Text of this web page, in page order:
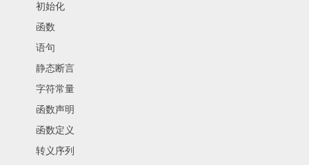
初始化
函数
语句
静态断言
字符常量
函数声明
函数定义
转义序列